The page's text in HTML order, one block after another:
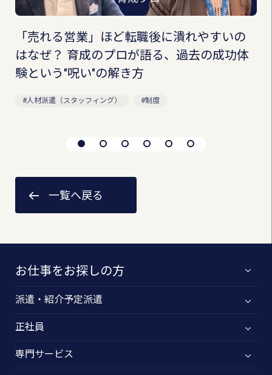
「売れる営業」ほど転職後に潰れやすいの
はなぜ？ 育成のプロが語る、過去の成功体
験という"呪い"の解き方
人材派遣（スタッフィング） 制度
一覧へ戻る
お仕事をお探しの方
派遣・紹介予定派遣
正社員
専門サービス